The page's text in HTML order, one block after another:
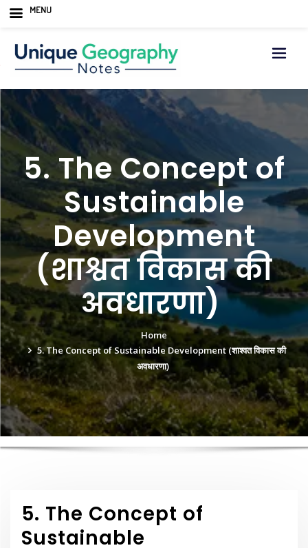
content
5. The Concept of
Sustainable
Development
(शाश्वत विकास की
अवधारणा)
Home
5. The Concept of Sustainable Development (शाश्वत विकास की
अवधारणा)
5. The Concept of
Sustainable
MENU